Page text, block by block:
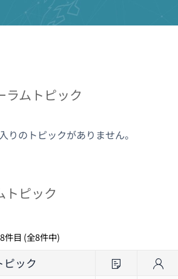
ラムトピック
りのトピックがありません。
トピック
件目 (全8件中)
ピック